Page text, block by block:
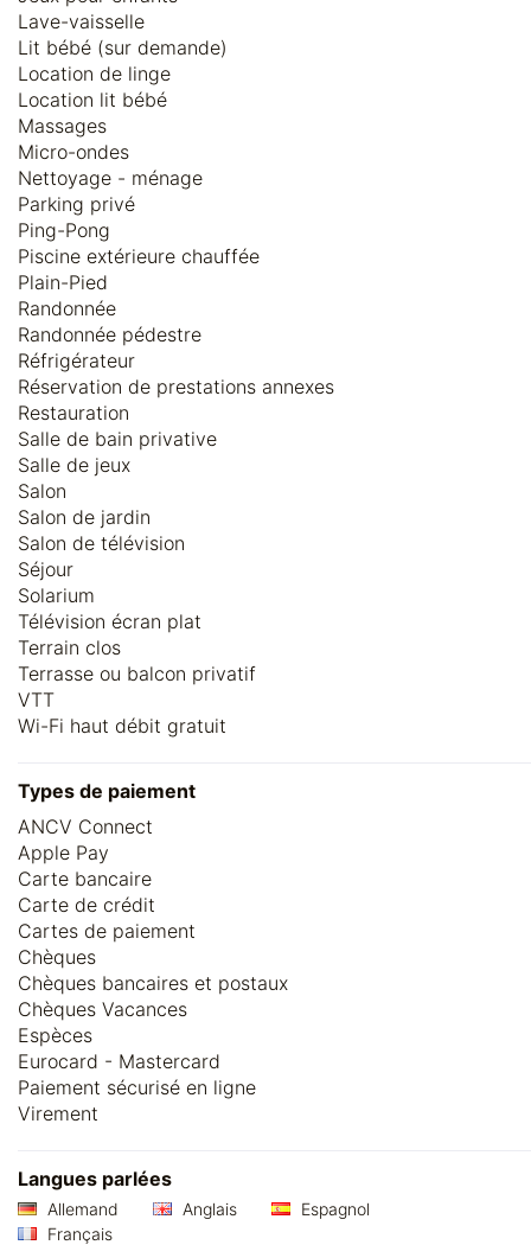
Lave-vaisselle
Lit bébé (sur demande)
Location de linge
Location lit bébé
Massages
Micro-ondes
Nettoyage - ménage
Parking privé
Ping-Pong
Piscine extérieure chauffée
Plain-Pied
Randonnée
Randonnée pédestre
Réfrigérateur
Réservation de prestations annexes
Restauration
Salle de bain privative
Salle de jeux
Salon
Salon de jardin
Salon de télévision
Séjour
Solarium
Télévision écran plat
Terrain clos
Terrasse ou balcon privatif
VTT
Wi-Fi haut débit gratuit
Types de paiement
ANCV Connect
Apple Pay
Carte bancaire
Carte de crédit
Cartes de paiement
Chèques
Chèques bancaires et postaux
Chèques Vacances
Espèces
Eurocard - Mastercard
Paiement sécurisé en ligne
Virement
Langues parlées
Allemand Anglais
Espagnol
Français